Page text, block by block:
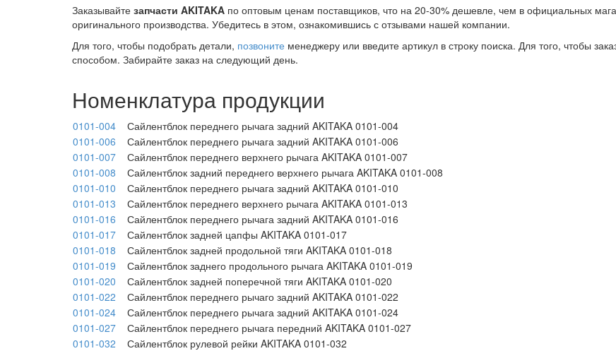
Заказывайте запчасти AKITAKA по оптовым ценам поставщиков, что на 20-30% дешевле, чем в официальных
оригинального производства. Убедитесь в этом, ознакомившись с отзывами нашей компании.
Для того, чтобы подобрать детали, позвоните менеджеру или введите артикул в строку поиска. Для того, чтобы
способом. Забирайте заказ на следующий день.
Номенклатура продукции
0101-004
Сайлентблок переднего рычага задний AKITAKA 0101-004
0101-006
Сайлентблок переднего рычага задний AKITAKA 0101-006
0101-007
Сайлентблок переднего верхнего рычага AKITAKA 0101-007
0101-008
Сайлентблок задний переднего верхнего рычага AKITAKA 0101-008
0101-010
Сайлентблок переднего рычага задний AKITAKA 0101-010
0101-013
Сайлентблок переднего верхнего рычага AKITAKA 0101-013
0101-016
Сайлентблок переднего рычага задний AKITAKA 0101-016
0101-017
Сайлентблок задней цапфы AKITAKA 0101-017
0101-018
Сайлентблок задней продольной тяги AKITAKA 0101-018
0101-019
Сайлентблок заднего продольного рычага AKITAKA 0101-019
0101-020
Сайлентблок задней поперечной тяги AKITAKA 0101-020
0101-022
Сайлентблок переднего рычаго задний AKITAKA 0101-022
0101-024
Сайлентблок переднего рычага задний AKITAKA 0101-024
0101-027
Сайлентблок переднего рычага передний AKITAKA 0101-027
0101-032
Сайлентблок рулевой рейки AKITAKA 0101-032